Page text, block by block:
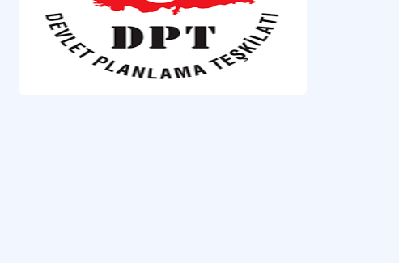
Dördüncü Beş Yıllık Kalkınma Planında Turizm
Turizme ilişkin geliştirilmesi hedeflenen politikaların da yer aldığı beş yıllık kalkınma